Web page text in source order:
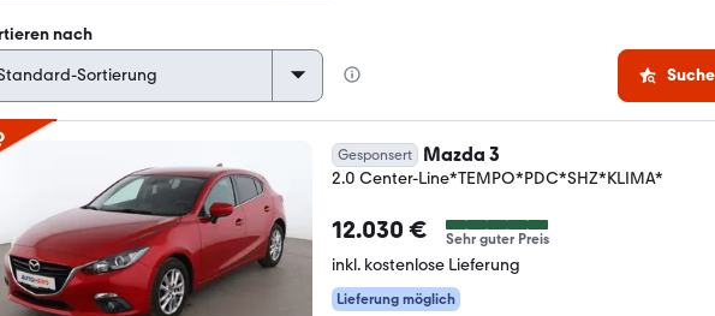
nach
Gesponsert Mazda 3
2.0 Center-Line*TEMPO*PDC*SHZ*KLIMA*
12.030 € Sehr guter Preis
inkl. kostenlose Lieferung
Lieferung möglich